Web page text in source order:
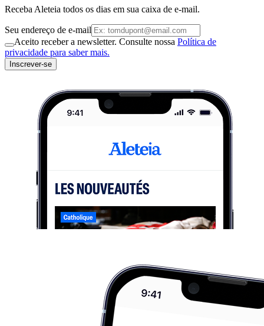
Receba Aleteia todos os dias em sua caixa de e-mail.
Seu endereço de e-mail
Aceito receber a newsletter. Consulte nossa Política de
privacidade para saber mais.
Inscrever-se